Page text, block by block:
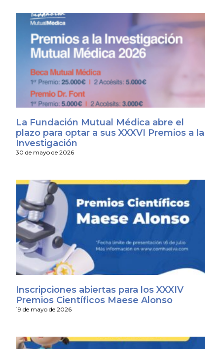
La Fundación Mutual Médica abre el
plazo para optar a sus XXXVI Premios a la
Investigación
30 de mayo de 2026
Inscripciones abiertas para los XXXIV
Premios Científicos Maese Alonso
19 de mayo de 2026